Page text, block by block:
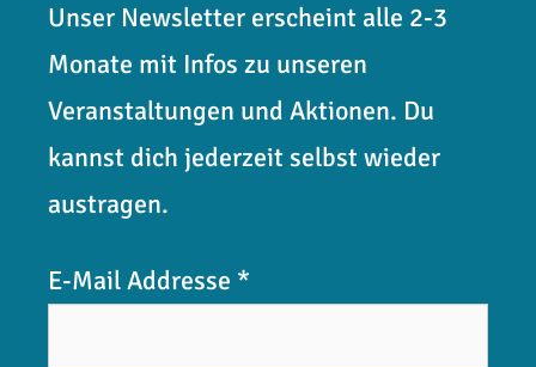
Unser Newsletter erscheint alle 2-3
Monate mit Infos zu unseren
Veranstaltungen und Aktionen. Du
kannst dich jederzeit selbst wieder
austragen.
E-Mail Addresse *